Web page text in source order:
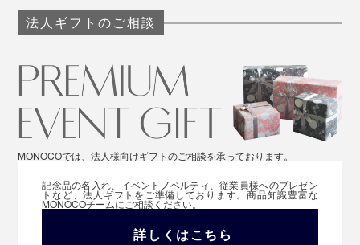
法人ギフトのご相談
MONOCOでは、法人様向けギフトのご相談を承っております。
記念品の名入れ、イベントノベルティ、従業員様へのプレゼン
トなど、法人ギフトをご準備しております。商品知識豊富な
MONOCOチームにご相談ください。
詳しくはこちら